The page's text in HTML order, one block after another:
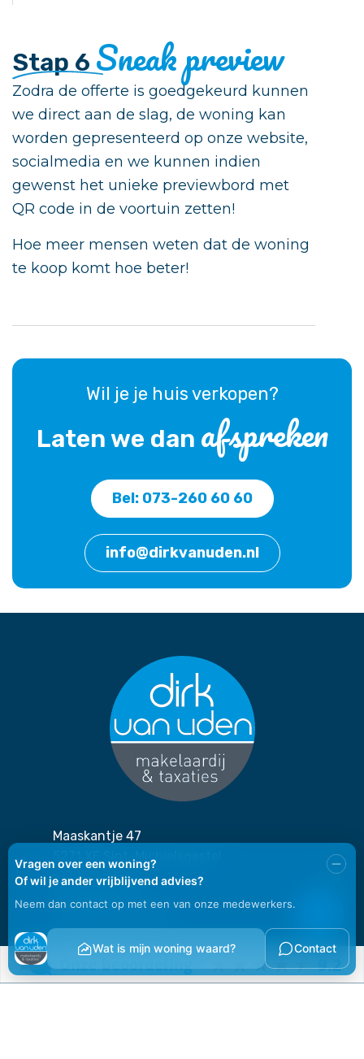
Stap 6 Sneak preview
Zodra de offerte is goedgekeurd kunnen
we direct aan de slag, de woning kan
worden gepresenteerd op onze website,
socialmedia en we kunnen indien
gewenst het unieke previewbord met
QR code in de voortuin zetten!
Hoe meer mensen weten dat de woning
te koop komt hoe beter!
Wil je je huis verkopen?
Laten we dan afspreken
Bel: 073-260 60 60
info@dirkvanuden.nl
Maaskantje 47
5271 XE Sint-Michielsgestel
073-2606060
info@dirkvanuden.nl
Ma t/m Vrij
09:00 - 17:00
Zaterdag in
1